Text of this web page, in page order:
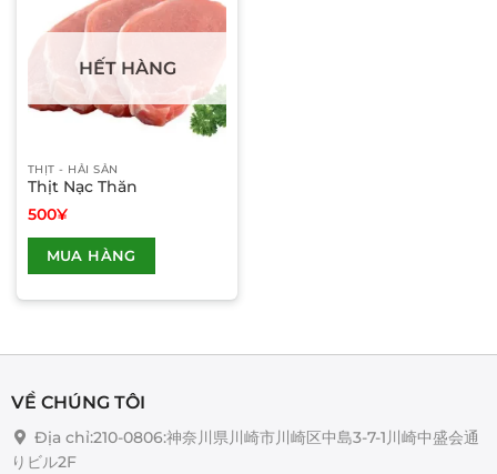
HẾT HÀNG
THỊT - HẢI SẢN
Thịt Nạc Thăn
500¥
MUA HÀNG
có
chọn
VỀ CHÚNG TÔI
Địa chỉ:210-0806:神奈川県川崎市川崎区中島3-7-1川崎中盛会通
りビル2F